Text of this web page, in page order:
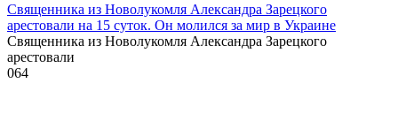
Священника из Новолукомля Александра Зарецкого
арестовали на 15 суток. Он молился за мир в Украине
Священника из Новолукомля Александра Зарецкого
арестовали
064